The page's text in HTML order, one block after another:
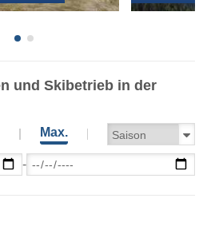
und Skibetrieb in der
Max.
-